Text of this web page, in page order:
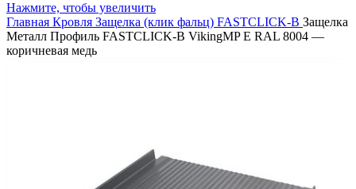
Нажмите, чтобы увеличить
Главная Кровля Защелка (клик фальц) FASTCLICK-B Защелка
Металл Профиль FASTCLICK-В VikingMP E RAL 8004 —
коричневая медь